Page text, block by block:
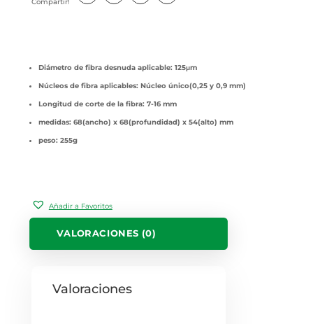
Diámetrode fibra desnuda aplicable: 125μm
Núcleosde fibra aplicables: Núcleo único(0,25 y 0,9 mm)
Longitud de corte de la fibra: 7-16 mm
medidas: 68(ancho) x 68(profundidad) x 54(alto) mm
peso: 255g
Añadir a Favoritos
VALORACIONES (0)
Valoraciones